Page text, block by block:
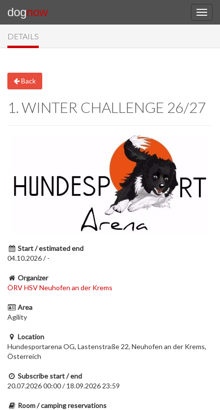
dognow
DETAILS
Back
1. WINTER CHALLENGE 26/27
Start / estimated end
04.10.2026 / -
Organizer
ÖRV HSV Neuhofen an der Krems
Area
Agility
Location
Hundesportarena OG, Lastenstraße 22, Neuhofen an der Krems,
Österreich
Subscribe start / end
20.07.2026 00:00 / 18.09.2026 23:59
Room / camping reservations